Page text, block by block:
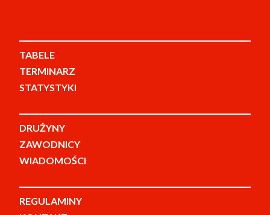
TABELE
TERMINARZ
STATYSTYKI
DRUŻYNY
ZAWODNICY
WIADOMOŚCI
REGULAMINY